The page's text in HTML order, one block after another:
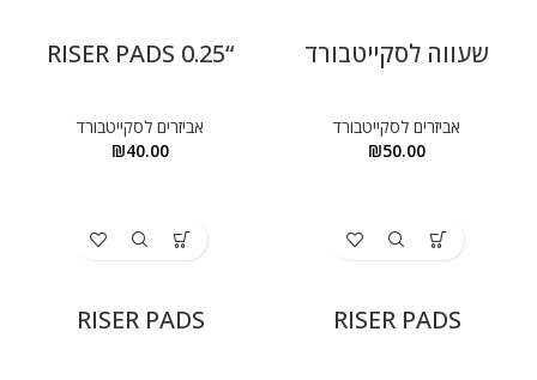
שעווה לסקייטבורד
אביזרים לסקייטבורד
₪50.00
“0.25 RISER PADS
אביזרים לסקייטבורד
₪40.00
RISER PADS
RISER PADS